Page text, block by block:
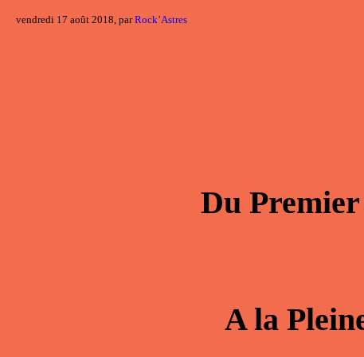
vendredi 17 août 2018, parRock’Astres
Du
A la